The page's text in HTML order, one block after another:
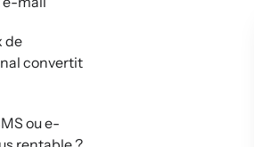
de
convertit
ou e-